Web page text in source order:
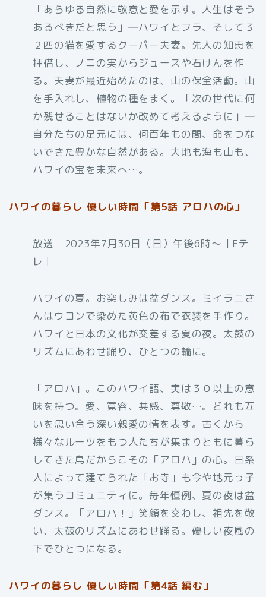
「あらゆる自然に敬意と愛を示す。人生はそう
あるべきだと思う」―ハワイとフラ、そして３
２匹の猫を愛するクーパー夫妻。先人の知恵を
拝借し、ノニの実からジュースや石けんを作
る。夫妻が最近始めたのは、山の保全活動。山
を手入れし、植物の種をまく。「次の世代に何
か残せることはないか改めて考えるように」―
自分たちの足元には、何百年もの間、命をつな
いできた豊かな自然がある。大地も海も山も、
ハワイの宝を未来へ…。
ハワイの暮らし 優しい時間「第5話 アロハの心」
放送 2023年7月30日（日）午後6時〜［Eテ
レ］
ハワイの夏。お楽しみは盆ダンス。ミイラニさ
んはウコンで染めた黄色の布で衣装を手作り。
ハワイと日本の文化が交差する夏の夜。太鼓の
リズムにあわせ踊り、ひとつの輪に。
「アロハ」。このハワイ語、実は３０以上の意
味を持つ。愛、寛容、共感、尊敬…。どれも互
いを思い合う深い親愛の情を表す。古くから
様々なルーツをもつ人たちが集まりともに暮ら
してきた島だからこその「アロハ」の心。日系
人によって建てられた「お寺」も今や地元っ子
が集うコミュニティに。毎年恒例、夏の夜は盆
ダンス。「アロハ！」笑顔を交わし、祖先を敬
い、太鼓のリズムにあわせ踊る。優しい夜風の
下でひとつになる。
ハワイの暮らし 優しい時間「第4話 編む」